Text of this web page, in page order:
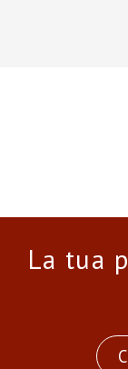
La tua